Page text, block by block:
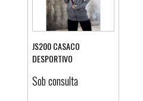
Ver detalhes
JS200 CASACO
DESPORTIVO
Sob consulta